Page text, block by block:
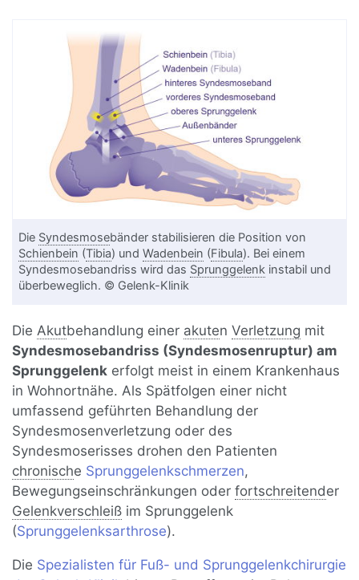
Die Syndesmosebänder stabilisieren die Position von
Schienbein (Tibia) undWadenbein (Fibula). Bei einem
Syndesmosebandriss wird das Sprunggelenk instabil und
überbeweglich. © Gelenk-Klinik
DieAkutbehandlung einer akutenVerletzung mit
Syndesmosebandriss (Syndesmosenruptur) am
Sprunggelenk erfolgt meist in einem Krankenhaus
in Wohnortnähe. Als Spätfolgen einer nicht
umfassend geführten Behandlung der
Syndesmosenverletzung oder des
Syndesmoserisses drohen den Patienten
chronische Sprunggelenkschmerzen,
Bewegungseinschränkungen oderfortschreitender
Gelenkverschleiß im Sprunggelenk
(Sprunggelenksarthrose).
Die Spezialisten für Fuß- und Sprunggelenkchirurgie